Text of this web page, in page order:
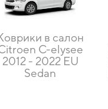
в салон
C-elysee
2012 - 2022 EU
Sedan